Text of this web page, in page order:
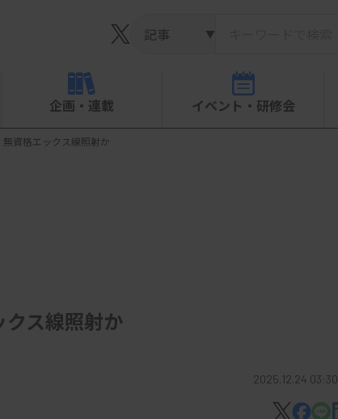
▼
企画・連載 イベント・研修会
資格エックス線照射か
ス線照射か
2025.12.24 03:30